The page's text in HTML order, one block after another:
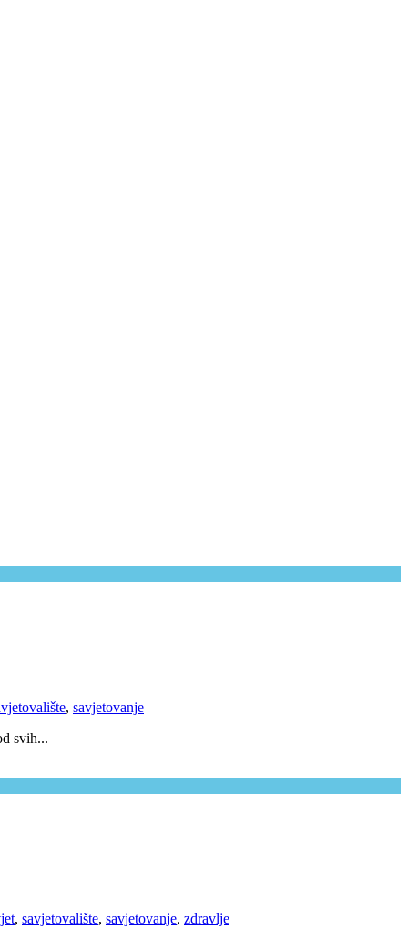
, savjetovanje
svih...
, savjetovalište, savjetovanje, zdravlje